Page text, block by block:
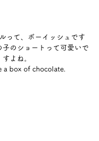
って、ボーイッシュです
子のショートって可愛いで
すよね。
a box of chocolate.